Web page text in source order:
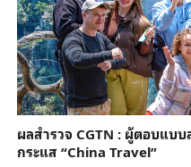
ผลสำรวจ CGTN : ผู้ตอบแบ
กระแส “China Travel”